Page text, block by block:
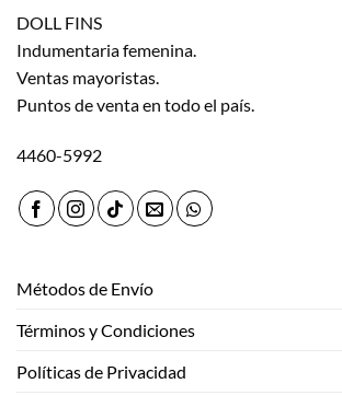
DOLL FINS
Indumentaria femenina.
Ventas mayoristas.
Puntos de venta en todo el país.
4460-5992
Métodos de Envío
Términos y Condiciones
Políticas de Privacidad